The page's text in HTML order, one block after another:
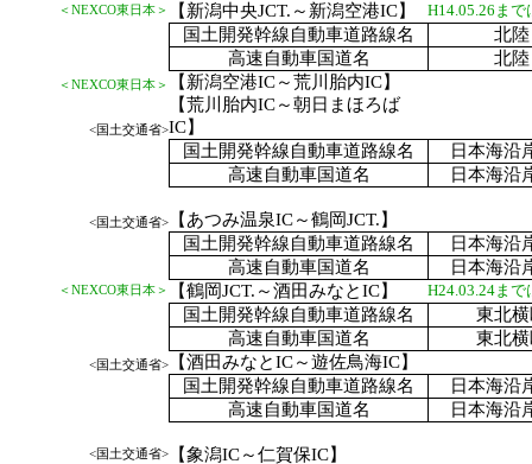
＜NEXCO東日本＞ 【新潟中央JCT.～新潟空港IC】 H14.05.26ま
国土開発幹線自動車道路線名
北
高速自動車国道名
北
＜NEXCO東日本＞ 【新潟空港IC～荒川胎内IC】
<国土交通省>
【荒川胎内IC～朝日まほろば
IC】
国土開発幹線自動車道路線名
日本海沿
高速自動車国道名
日本海沿
<国土交通省>
【あつみ温泉IC～鶴岡JCT.】
国土開発幹線自動車道路線名
日本海沿
高速自動車国道名
日本海沿
＜NEXCO東日本＞ 【鶴岡JCT.～酒田みなとIC】 H24.03.24ま
国土開発幹線自動車道路線名
東北
高速自動車国道名
東北
<国土交通省> 【酒田みなとIC～遊佐鳥海IC】
国土開発幹線自動車道路線名
日本海沿
高速自動車国道名
日本海沿
<国土交通省>
【象潟IC～仁賀保IC】